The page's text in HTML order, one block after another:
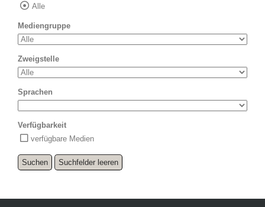
Alle
Mediengruppe
Zweigstelle
Sprachen
Verfügbarkeit
verfügbare Medien